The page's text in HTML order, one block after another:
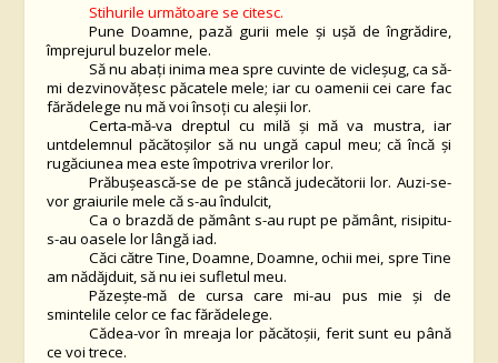
Stihurile următoare se citesc.
Pune Doamne, pază gurii mele şi uşă de îngrădire,
împrejurul buzelor mele.
Să nu abaţi inima mea spre cuvinte de vicleşug, ca să-
mi dezvinovăţesc păcatele mele; iar cu oamenii cei care fac
fărădelege nu mă voi însoţi cu aleşii lor.
Certa-mă-va dreptul cu milă şi mă va mustra, iar
untdelemnul păcătoşilor să nu ungă capul meu; că încă şi
rugăciunea mea este împotriva vrerilor lor.
Prăbuşească-se de pe stâncă judecătorii lor. Auzi-se-
vor graiurile mele că s-au îndulcit,
Ca o brazdă de pământ s-au rupt pe pământ, risipitu-
s-au oasele lor lângă iad.
Căci către Tine, Doamne, Doamne, ochii mei, spre Tine
am nădăjduit, să nu iei sufletul meu.
Păzeşte-mă de cursa care mi-au pus mie şi de
smintelile celor ce fac fărădelege.
Cădea-vor în mreaja lor păcătoşii, ferit sunt eu până
ce voi trece.